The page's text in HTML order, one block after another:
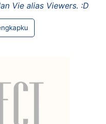
Vie alias Viewers. :D